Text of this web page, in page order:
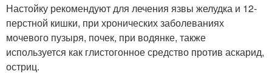
Настойку рекомендуют для лечения язвы желудка и 12-
перстной кишки, при хронических заболеваниях
мочевого пузыря, почек, при водянке, также
используется как глистогонное средство против аскарид,
остриц.